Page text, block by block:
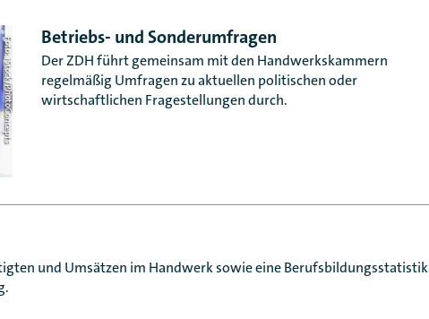
Foto: iStock/PhotoConcepts Betriebs- und Sonderumfragen
Der ZDH führt gemeinsam mit den Handwerkskammern
regelmäßig Umfragen zu aktuellen politischen oder
wirtschaftlichen Fragestellungen durch.
und Umsätzen im Handwerk sowie eine Berufsbildungsstatistik